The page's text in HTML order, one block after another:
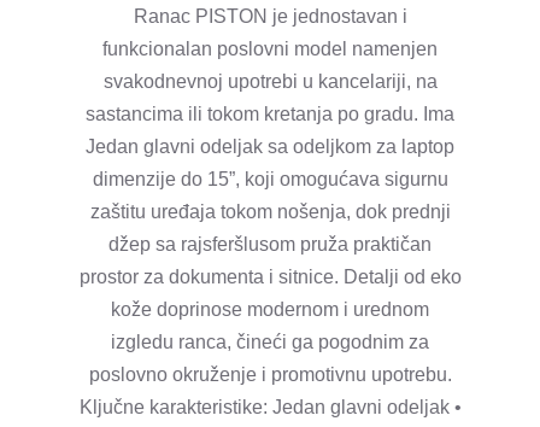
Ranac PISTON je jednostavan i
funkcionalan poslovni model namenjen
svakodnevnoj upotrebi u kancelariji, na
sastancima ili tokom kretanja po gradu. Ima
Jedan glavni odeljak sa odeljkom za laptop
dimenzije do 15”, koji omogućava sigurnu
zaštitu uređaja tokom nošenja, dok prednji
džep sa rajsferšlusom pruža praktičan
prostor za dokumenta i sitnice. Detalji od eko
kože doprinose modernom i urednom
izgledu ranca, čineći ga pogodnim za
poslovno okruženje i promotivnu upotrebu.
Ključne karakteristike: Jedan glavni odeljak •